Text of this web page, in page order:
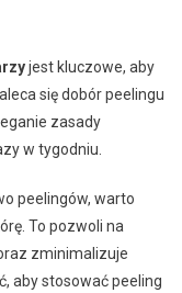
jest kluczowe, aby
się dobór peelingu
zasady
w tygodniu.
peelingów, warto
To pozwoli na
zminimalizuje
aby stosować peeling